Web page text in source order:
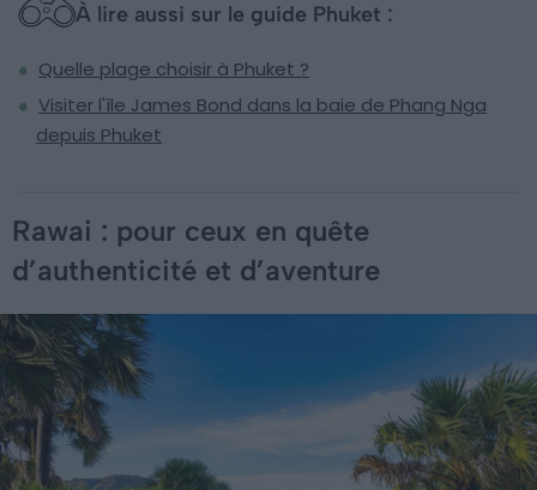
À lire aussi sur le guide Phuket :
Quelle plage choisir à Phuket ?
Visiter l'île James Bond dans la baie de Phang Nga
depuis Phuket
Rawai : pour ceux en quête
d’authenticité et d’aventure